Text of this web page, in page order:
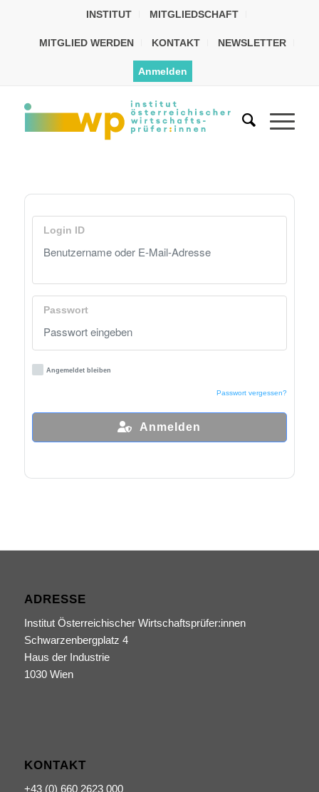
INSTITUT MITGLIEDSCHAFT
MITGLIED WERDEN KONTAKT NEWSLETTER
Anmelden
Login ID
Passwort
Angemeldet bleiben
Passwort vergessen?
Anmelden
ADRESSE
Institut Österreichischer Wirtschaftsprüfer:innen
Schwarzenbergplatz 4
Haus der Industrie
1030 Wien
KONTAKT
+43 (0) 660 2623 000